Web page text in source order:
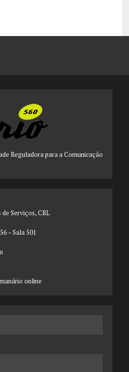
Reguladora para a Comunicação
Serviços, CRL
– Sala 501
online